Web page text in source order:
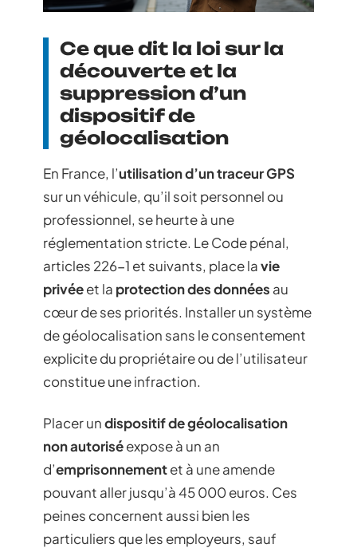
Ce que dit la loi sur la
découverte et la
suppression d’un
dispositif de
géolocalisation
En France, l’utilisation d’un traceur GPS
sur un véhicule, qu’il soit personnel ou
professionnel, se heurte à une
réglementation stricte. Le Code pénal,
articles 226-1 et suivants, place lavie
privéeet la protection des données au
cœur de ses priorités. Installer un système
de géolocalisation sans le consentement
explicite du propriétaire ou de l’utilisateur
constitue une infraction.
Placer undispositif de géolocalisation
non autoriséexpose à un an
d’emprisonnementet à une amende
pouvant aller jusqu’à 45 000 euros. Ces
peines concernent aussi bien les
particuliers que les employeurs, sauf